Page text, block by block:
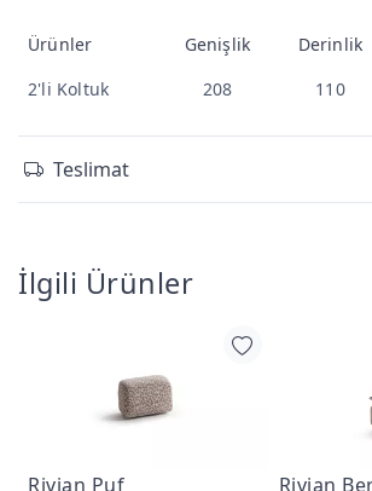
Ürünler Genişlik Derinlik
2'li Koltuk
208 110
Teslimat
İlgili Ürünler
Rivian Puf Rivian